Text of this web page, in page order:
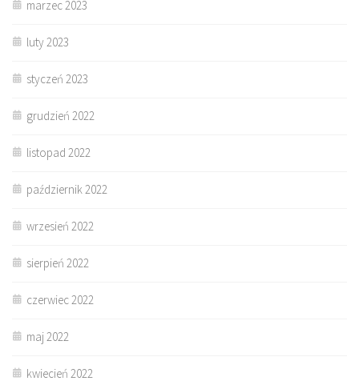
marzec 2023
luty 2023
styczeń 2023
grudzień 2022
listopad 2022
październik 2022
wrzesień 2022
sierpień 2022
czerwiec 2022
maj 2022
kwiecień 2022